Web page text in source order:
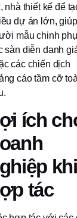
nhà thiết kế để
dự án lớn,
mẫu chinh
sàn diễn danh
các chiến dịch
cáo tầm cỡ
ích
khi
tác